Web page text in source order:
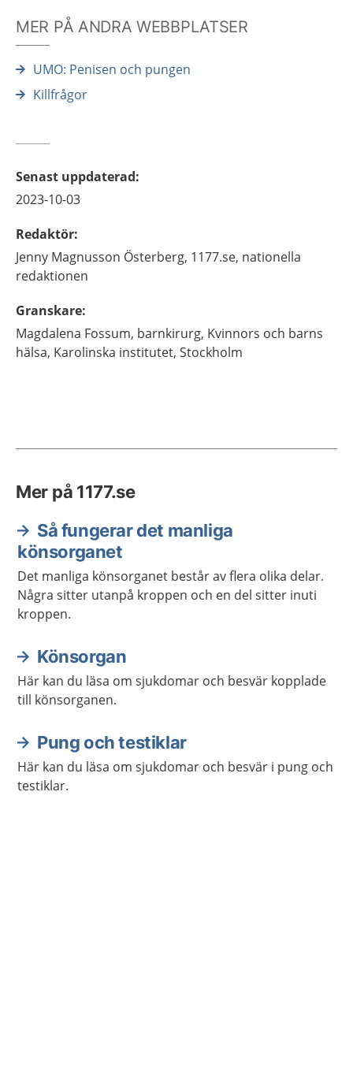
MER PÅ ANDRA WEBBPLATSER
UMO: Penisen och pungen
Killfrågor
Senast uppdaterad:
2023-10-03
Redaktör:
Jenny Magnusson Österberg, 1177.se, nationella
redaktionen
Granskare:
Magdalena Fossum, barnkirurg, Kvinnors och barns
hälsa, Karolinska institutet, Stockholm
Mer på 1177.se
Så fungerar det manliga
könsorganet
Det manliga könsorganet består av flera olika delar.
Några sitter utanpå kroppen och en del sitter inuti
kroppen.
Könsorgan
Här kan du läsa om sjukdomar och besvär kopplade
till könsorganen.
Pung och testiklar
Här kan du läsa om sjukdomar och besvär i pung och
testiklar.